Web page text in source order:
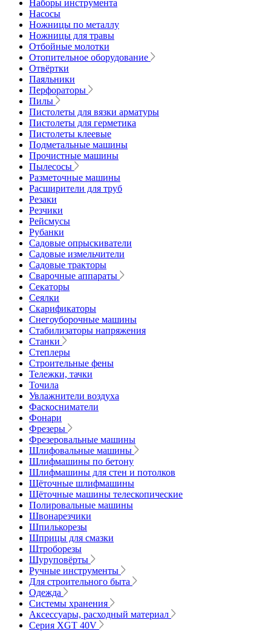
Наборы инструмента
Насосы
Ножницы по металлу
Ножницы для травы
Отбойные молотки
Отопительное оборудование
Отвёртки
Паяльники
Перфораторы
Пилы
Пистолеты для вязки арматуры
Пистолеты для герметика
Пистолеты клеевые
Подметальные машины
Прочистные машины
Пылесосы
Разметочные машины
Расширители для труб
Резаки
Резчики
Рейсмусы
Рубанки
Садовые опрыскиватели
Садовые измельчители
Садовые тракторы
Сварочные аппараты
Секаторы
Сеялки
Скарификаторы
Снегоуборочные машины
Стабилизаторы напряжения
Станки
Степлеры
Строительные фены
Тележки, тачки
Точила
Увлажнители воздуха
Фаскосниматели
Фонари
Фрезеры
Фрезеровальные машины
Шлифовальные машины
Шлифмашины по бетону
Шлифмашины для стен и потолков
Щёточные шлифмашины
Щёточные машины телескопические
Полировальные машины
Швонарезчики
Шпилькорезы
Шприцы для смазки
Штроборезы
Шуруповёрты
Ручные инструменты
Для строительного быта
Одежда
Системы хранения
Аксессуары, расходный материал
Серия XGT 40V